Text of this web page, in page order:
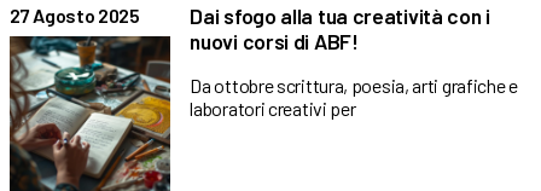
27 Agosto 2025
Dai sfogo alla tua creatività con i
nuovi corsi di ABF!
Da ottobre scrittura, poesia, arti grafiche e
laboratori creativi per